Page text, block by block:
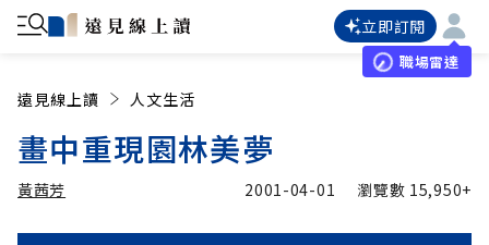
立即訂閱
職場雷達
遠見線上讀 人文生活
畫中重現園林美夢
黃茜芳 2001-04-01 瀏覽數 15,950+